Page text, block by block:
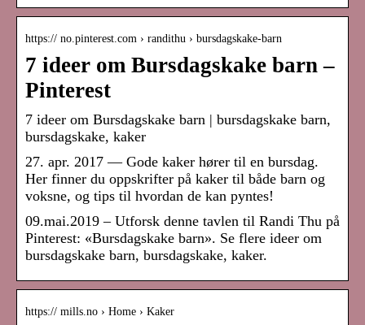
https:// no.pinterest.com › randithu › bursdagskake-barn
7 ideer om Bursdagskake barn –
Pinterest
7 ideer om Bursdagskake barn | bursdagskake barn,
bursdagskake, kaker
27. apr. 2017 — Gode kaker hører til en bursdag.
Her finner du oppskrifter på kaker til både barn og
voksne, og tips til hvordan de kan pyntes!
09.mai.2019 – Utforsk denne tavlen til Randi Thu på
Pinterest: «Bursdagskake barn». Se flere ideer om
bursdagskake barn, bursdagskake, kaker.
https:// mills.no › Home › Kaker